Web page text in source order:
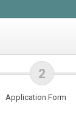
Application Form